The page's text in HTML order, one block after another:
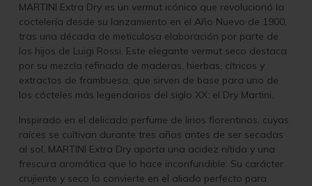
MARTINI Extra Dry es un vermut icónico que revolucionó la
coctelería desde su lanzamiento en el Año Nuevo de 1900,
tras una década de meticulosa elaboración por parte de
los hijos de Luigi Rossi. Este elegante vermut seco destaca
por su mezcla refinada de maderas, hierbas, cítricos y
extractos de frambuesa, que sirven de base para uno de
los cócteles más legendarios del siglo XX: el Dry Martini.
Inspirado en el delicado perfume de lirios florentinos, cuyas
raíces se cultivan durante tres años antes de ser secadas
al sol, MARTINI Extra Dry aporta una acidez nítida y una
frescura aromática que lo hace inconfundible. Su carácter
crujiente y seco lo convierte en el aliado perfecto para